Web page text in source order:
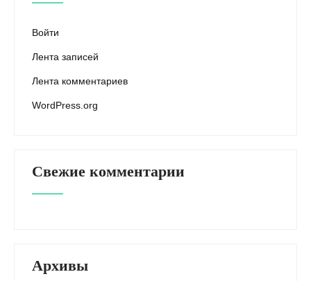
Войти
Лента записей
Лента комментариев
WordPress.org
Свежие комментарии
Архивы